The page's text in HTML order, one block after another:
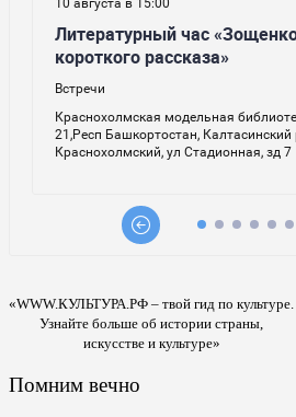
«WWW.КУЛЬТУРА.РФ – твой гид по культуре.
Узнайте больше об истории страны,
искусстве и культуре»
Помним вечно